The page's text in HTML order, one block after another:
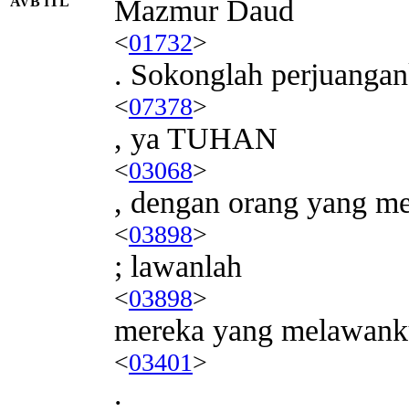
Mazmur Daud
<01732>
. Sokonglah
<07378>
, ya TUHAN
<03068>
, dengan orang yang
<03898>
; lawanlah
<03898>
mereka yang
<03401>
.